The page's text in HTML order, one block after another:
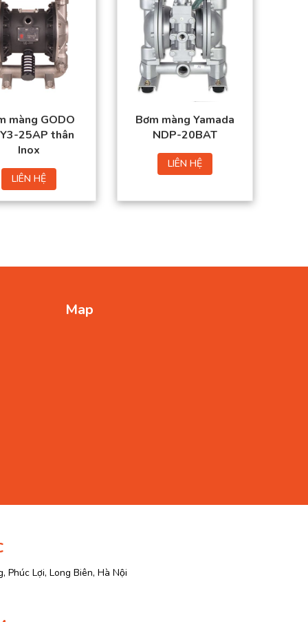
màng GODO
25AP thân
Inox
LIÊN HỆ
Bơm màng Yamada
NDP-20BAT
LIÊN HỆ
Map
Phúc Lợi, Long Biên, Hà Nội